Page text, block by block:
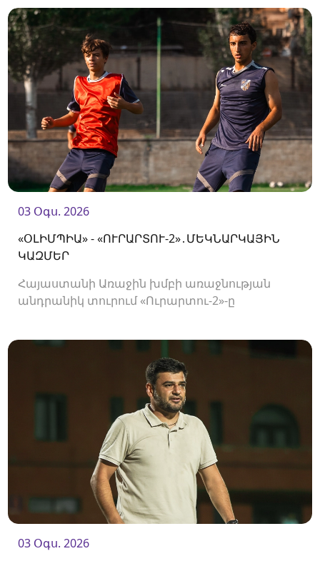
03 Օգս. 2026
«ՕԼԻՄՊԻԱ» - «ՈՒՐԱՐՏՈՒ-2»․ՄԵԿՆԱՐԿԱՅԻՆ
ԿԱԶՄԵՐ
Հայաստանի Առաջին խմբի առաջնության
անդրանիկ տուրում «Ուրարտու-2»-ը
03 Օգս. 2026